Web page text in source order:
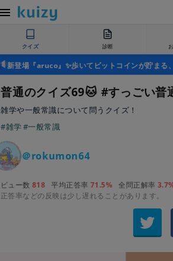
クイズ 診断
新登場『aruco』✨歩いてビットコインが貯まる
普通のクイズ69🐱 #すっごい普
雑学や一般常識について問うクイズ！
#雑学#一般常識
＠rokumon64
ビュー数 818 平均正答率 71.5% 全問正解率
正答率などの反映は少し遅れることがあります。